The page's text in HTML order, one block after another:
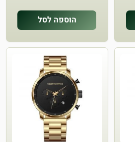
הוספה לסל